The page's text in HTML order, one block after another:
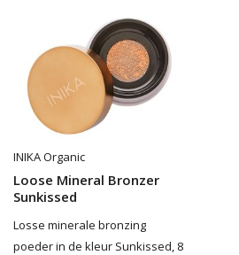
INIKA Organic
Loose Mineral Bronzer
Sunkissed
Losse minerale bronzing
poeder in de kleur Sunkissed, 8